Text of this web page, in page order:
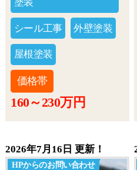
塗装
シール工事 外壁塗装
屋根塗装
価格帯
160～230万円
2026年7月16日 更新！
HPからのお問い合わせ